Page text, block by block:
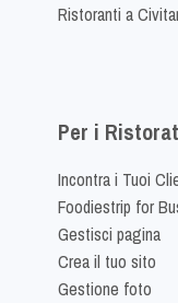
Ristoranti a
Per i
Incontra i Tuoi
Foodiestrip for
Gestisci pagina
Crea il tuo sito
Gestione foto